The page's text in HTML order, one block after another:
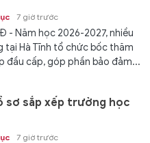
7 giờ trước
- Năm học 2026-2027, nhiều
tại Hà Tĩnh tổ chức bốc thăm
đầu cấp, góp phần bảo đảm...
sơ sắp xếp trường học
7 giờ trước